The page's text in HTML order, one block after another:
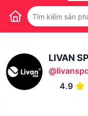
LIVAN
@
4.9